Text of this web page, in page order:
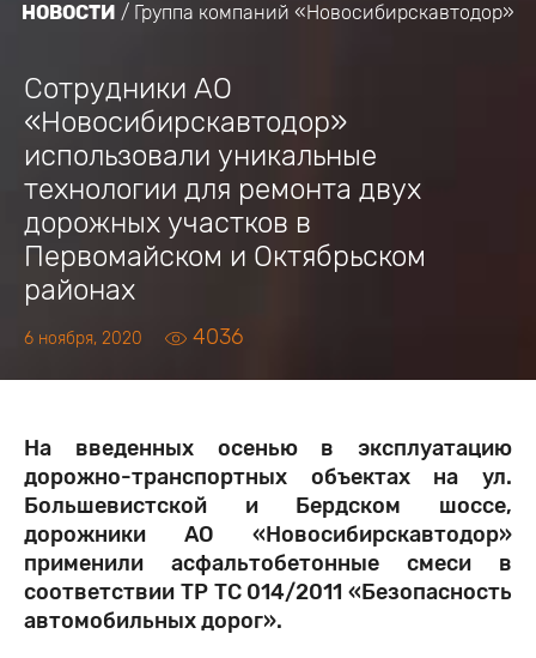
НОВОСТИ Группа компаний «Новосибирскавтодор»
Сотрудники АО
«Новосибирскавтодор»
использовали уникальные
технологии для ремонта двух
дорожных участков в
Первомайском и Октябрьском
районах
6 ноября, 2020 4036
На введенных осенью в эксплуатацию
дорожно-транспортных объектах на ул.
Большевистской и Бердском шоссе,
дорожники АО «Новосибирскавтодор»
применили асфальтобетонные смеси в
соответствии ТР ТС 014/2011 «Безопасность
автомобильных дорог».